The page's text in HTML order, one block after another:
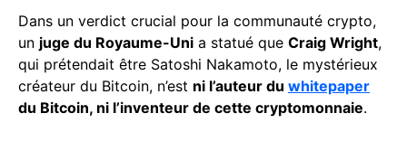
Dans un verdict crucial pour la communauté crypto,
un juge du Royaume-Uni a statué que Craig Wright,
qui prétendait être Satoshi Nakamoto, le mystérieux
créateur du Bitcoin, n’est ni l’auteur du whitepaper
du Bitcoin, ni l’inventeur de cette cryptomonnaie.